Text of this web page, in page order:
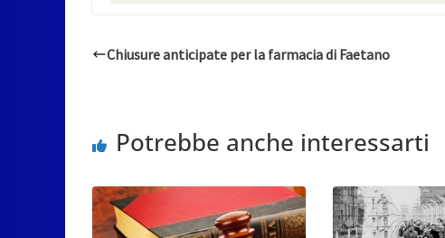
Chiusure anticipate per la farmacia di Faetano
Potrebbe anche interessarti